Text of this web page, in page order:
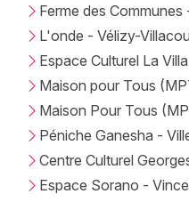
Ferme des Communes
L'onde - Vélizy-
Espace Culturel La
Maison pour Tous
Maison Pour Tous
Péniche Ganesha -
Centre Culturel
Espace Sorano -